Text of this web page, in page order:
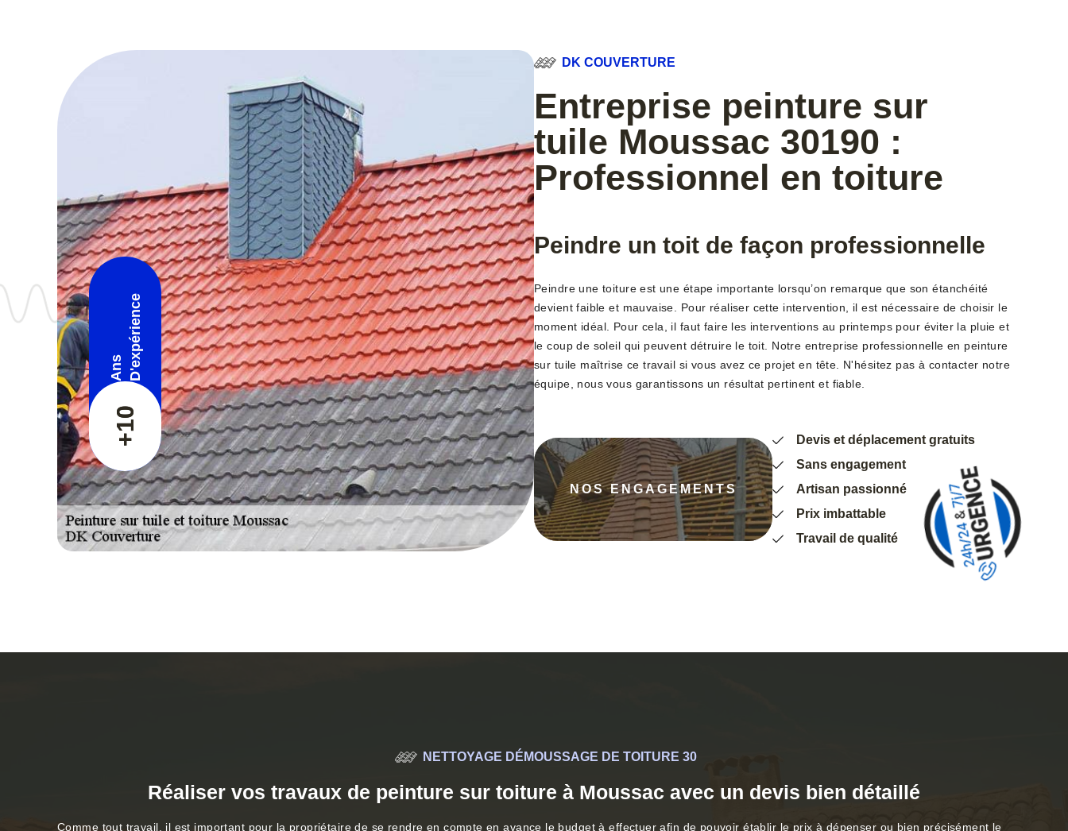
+10
Ans D'expérience
DK COUVERTURE
Entreprise peinture sur
tuile Moussac 30190 :
Professionnel en toiture
Peindre un toit de façon professionnelle
Peindre une toiture est une étape importante lorsqu’on remarque que son étanchéité
devient faible et mauvaise. Pour réaliser cette intervention, il est nécessaire de choisir le
moment idéal. Pour cela, il faut faire les interventions au printemps pour éviter la pluie et
le coup de soleil qui peuvent détruire le toit. Notre entreprise professionnelle en peinture
sur tuile maîtrise ce travail si vous avez ce projet en tête. N'hésitez pas à contacter notre
équipe, nous vous garantissons un résultat pertinent et fiable.
NOS ENGAGEMENTS
Devis et déplacement gratuits
Sans engagement
Artisan passionné
Prix imbattable
Travail de qualité
NETTOYAGE DÉMOUSSAGE DE TOITURE 30
Réaliser vos travaux de peinture sur toiture à Moussac avec un devis bien détaillé
Comme tout travail, il est important pour la propriétaire de se rendre en compte en avance le budget à effectuer afin de pouvoir établir le prix à dépenser ou bien précisément le